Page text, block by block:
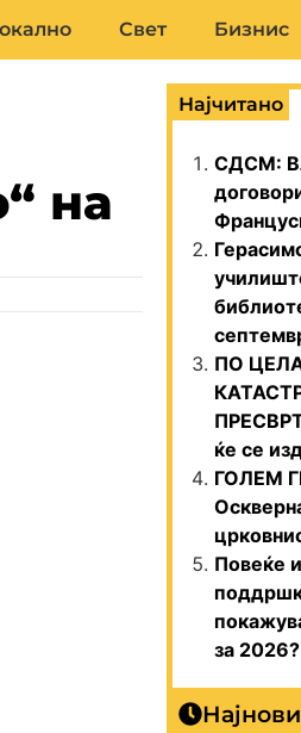
Свет Бизнис
на
Најчитано
СДСМ:
ПО
ќе се
ГОЛЕМ
Повеќе
за 2026?